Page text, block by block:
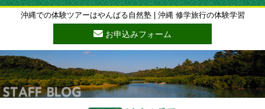
沖縄での体験ツアーはやんばる自然塾 | 沖縄 修学旅行の体験学習
お申込みフォーム